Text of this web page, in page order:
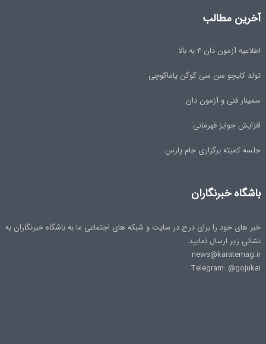
آخرین مطالب
اطلاعیه آزمون دان ۴ به بالا
تولد کایچو سن سی گوگن یاماگوچی
سمینار فنی و آزمون دان
افزایش جوایز قهرمانی
جلسه کمیته برگزاری جام پارس
باشگاه خبرنگاران
خبر های خود را برای درج در سایت و شبکه های اجتماعی ما به باشگاه خبرنگاران به
نشانی زیر ارسال نمایید.
news@karatemag.ir
Telegram: @gojukai